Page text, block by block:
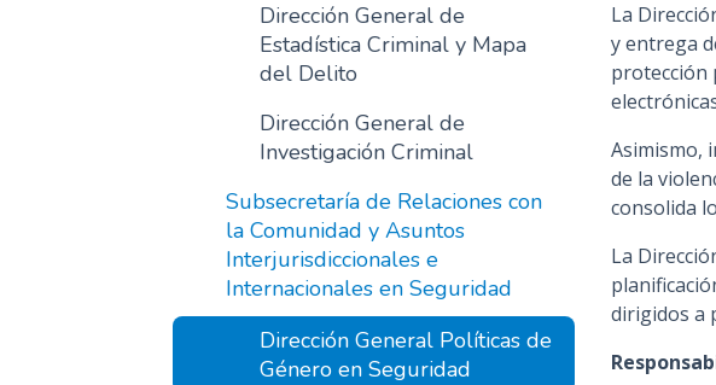
Dirección General de
Estadística Criminal y Mapa
del Delito
Dirección General de
Investigación Criminal
Subsecretaría de Relaciones con
la Comunidad y Asuntos
Interjurisdiccionales e
Internacionales en Seguridad
Dirección General Políticas de
Género en Seguridad
La
y entrega
protección
Asimismo,
de la
consolida
La
dirigidos a